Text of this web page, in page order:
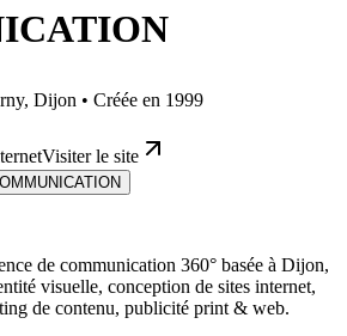
Dijon • Créée en 1999
Visiter le site
de communication 360° basée à Dijon,
visuelle, conception de sites internet,
de contenu, publicité print & web.